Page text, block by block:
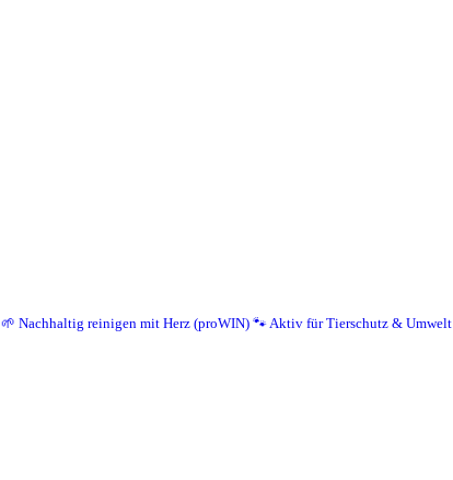
🌱 Nachhaltig reinigen mit Herz (proWIN) 🐾 Aktiv für Tierschutz & Umwelt